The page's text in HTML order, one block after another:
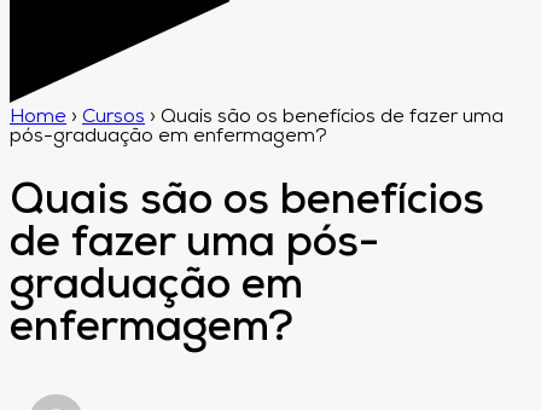
Home › Cursos › Quais são os benefícios de fazer uma
pós-graduação em enfermagem?
Quais são os benefícios
de fazer uma pós-
graduação em
enfermagem?